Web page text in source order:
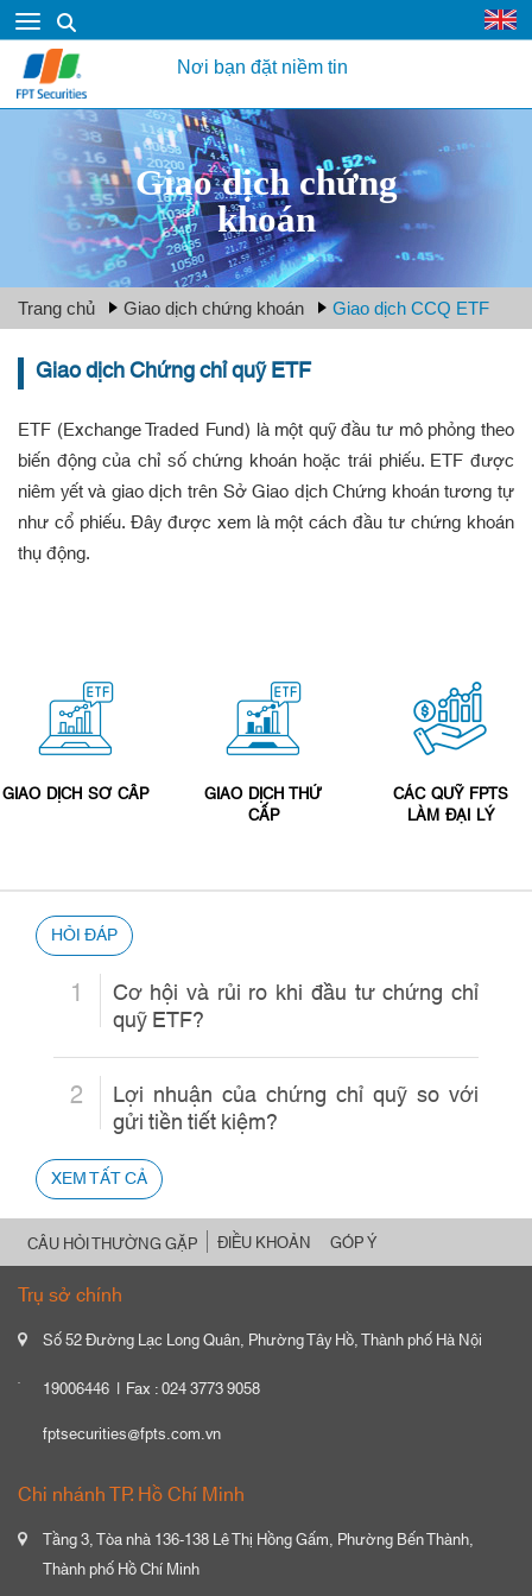
Nơi bạn đặt niềm tin
Giao dịch chứng
khoán
Trang chủ Giao dịch chứng khoán Giao dịch CCQ ETF
Giao dịch Chứng chỉ quỹ ETF
ETF (Exchange Traded Fund) là một quỹ đầu tư mô phỏng theo
biến động của chỉ số chứng khoán hoặc trái phiếu. ETF được
niêm yết và giao dịch trên Sở Giao dịch Chứng khoán tương tự
như cổ phiếu. Đây được xem là một cách đầu tư chứng khoán
thụ động.
GIAO DỊCH SƠ CẤP GIAO DỊCH THỨ
CẤP
CÁC QUỸ FPTS
LÀM ĐẠI LÝ
HỎI ĐÁP
1 Cơ hội và rủi ro khi đầu tư chứng chỉ
quỹ ETF?
2 Lợi nhuận của chứng chỉ quỹ so với
gửi tiền tiết kiệm?
XEM TẤT CẢ
CÂU HỎI THƯỜNG GẶP ĐIỀU KHOẢN GÓP Ý
Trụ sở chính
Số 52 Đường Lạc Long Quân, Phường Tây Hồ, Thành phố Hà Nội
19006446
Fax : 024 3773 9058
fptsecurities@fpts.com.vn
Chi nhánh TP. Hồ Chí Minh
Tầng 3, Tòa nhà 136-138 Lê Thị Hồng Gấm, Phường Bến Thành,
Thành phố Hồ Chí Minh